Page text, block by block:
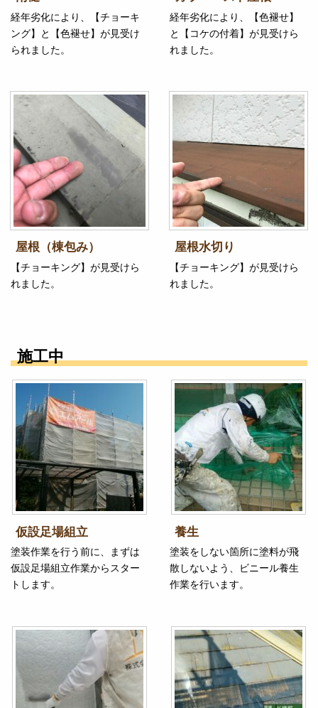
経年劣化により、【チョーキ
ング】と【色褪せ】が見受け
られました。
経年劣化により、【色褪せ】
と【コケの付着】が見受けら
れました。
屋根（棟包み）
【チョーキング】が見受けら
れました。
屋根水切り
【チョーキング】が見受けら
れました。
施工中
仮設足場組立
塗装作業を行う前に、まずは
仮設足場組立作業からスター
トします。
養生
塗装をしない箇所に塗料が飛
散しないよう、ビニール養生
作業を行います。